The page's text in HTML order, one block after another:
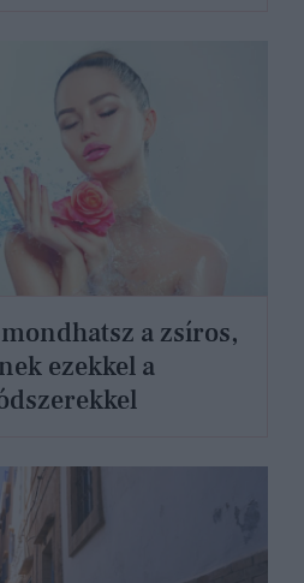
a zsíros,
ezekkel a